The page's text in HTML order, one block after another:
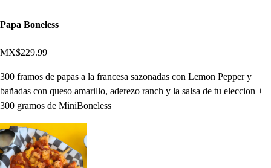
Papa Boneless
MX$229.99
300 framos de papas a la francesa sazonadas con Lemon Pepper y
bañadas con queso amarillo, aderezo ranch y la salsa de tu eleccion +
300 gramos de MiniBoneless